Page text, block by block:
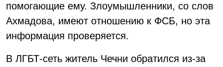
помогающие ему. Злоумышленники, со слов
Ахмадова, имеют отношению к ФСБ, но эта
информация проверяется.
В ЛГБТ-сеть житель Чечни обратился из-за